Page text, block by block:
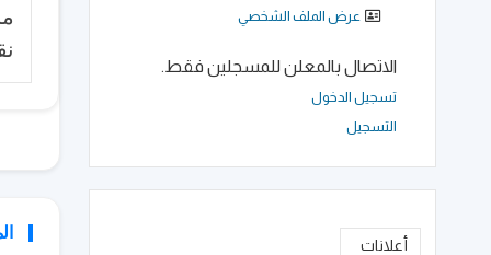
عرض الملف الشخصي
الاتصال بالمعلن للمسجلين فقط.
تسجيل الدخول
التسجيل
أعلانات